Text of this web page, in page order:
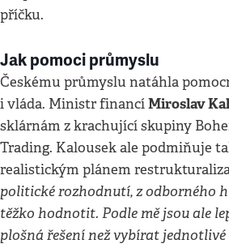
příčku.
Jak pomoci průmyslu
Českému průmyslu natáhla
i vláda. Ministr financíMiroslav
sklárnám z krachující skupiny
Trading. Kalousek ale podmiňuje
realistickým plánem
politické rozhodnutí, z odborného
těžko hodnotit. Podle mě jsou ale
plošná řešení než vybírat